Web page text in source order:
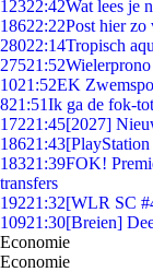
12322:42Wat lees je
18622:22Post hier
28022:14Tropisch
27521:52
1021:52EK
821:51Ik ga de fok-
17221:45[2027]
18621:43
18321:39FOK!
transfers
19221:32[WLR SC
10921:30[Breien]
Economie
Economie